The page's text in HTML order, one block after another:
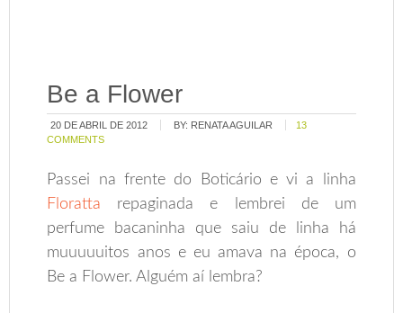
Be a Flower
20 DE ABRIL DE 2012 BY: RENATA AGUILAR
13
COMMENTS
Passei na frente do Boticário e vi a linha
Floratta repaginada e lembrei de um
perfume bacaninha que saiu de linha há
muuuuuitos anos e eu amava na época, o
Be a Flower. Alguém aí lembra?